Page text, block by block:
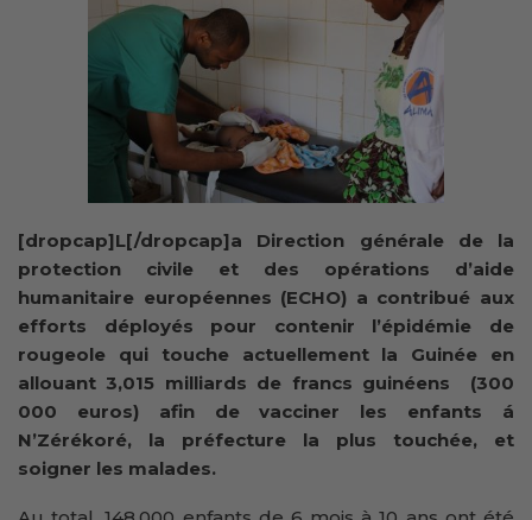
[dropcap]L[/dropcap]a Direction générale de la
protection civile et des opérations d’aide
humanitaire européennes (ECHO) a contribué aux
efforts déployés pour contenir l’épidémie de
rougeole qui touche actuellement la Guinée en
allouant 3,015 milliards de francs guinéens (300
000 euros) afin de vacciner les enfants á
N’Zérékoré, la préfecture la plus touchée, et
soigner les malades.